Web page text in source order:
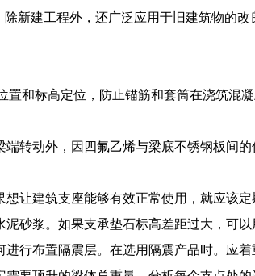
新建工程外，还广泛应用于旧建筑物的改
和标高定位，防止锚筋和套筒在浇筑混
转动外，因四氟乙烯与梁底不锈钢板间的
让建筑支座能够有效正常使用，就应该
砂浆。如果支承垫石标高差距过大，可以
行布置隔震层。在选用隔震产品时。应着